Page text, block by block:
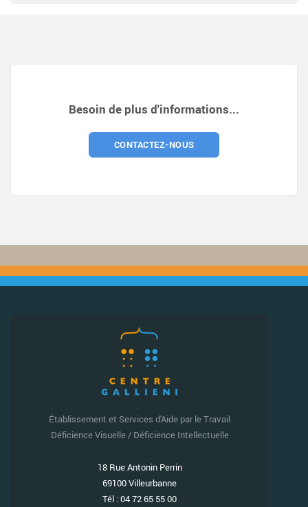
Besoin de plus d'informations...
CONTACTEZ-NOUS
Établissement et Services d'Aide par le Travail
Déficience Visuelle / Déficience Intellectuelle
18 Rue Antonin Perrin
69100 Villeurbanne
Tél : 04 72 65 55 00